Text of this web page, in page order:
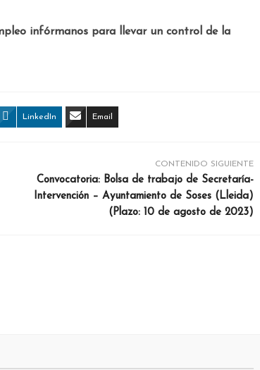
infórmanos para llevar un control de la
LinkedIn Email
CONTENIDO SIGUIENTE
Convocatoria: Bolsa de trabajo de Secretaría-
Intervención – Ayuntamiento de Soses (Lleida)
(Plazo: 10 de agosto de 2023)